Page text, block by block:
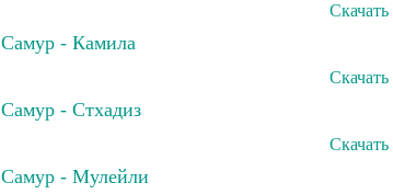
Скачать
Самур - Камила
Скачать
Самур - Стхадиз
Скачать
Самур - Мулейли